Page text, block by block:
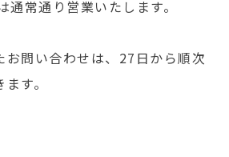
常通り営業いたします。
お問い合わせは、27日から順次
す。